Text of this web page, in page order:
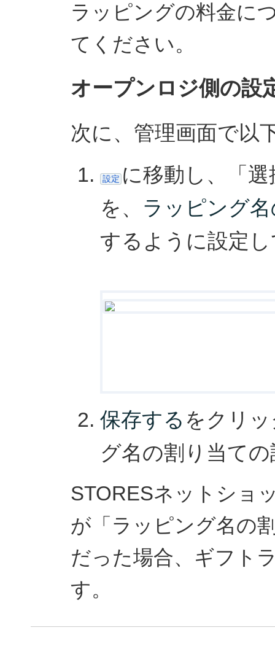
ラッピングの料金に
てください。
オープンロジ側の設
次に、管理画面で以
設定 に移動し、「
を、 ラッピング
するように設定
保存する をクリ
グ名の割り当て
STORESネットショ
が「ラッピング名の
だった場合、ギフト
す。